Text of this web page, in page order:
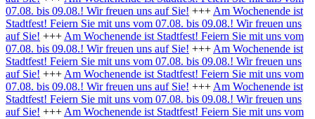
07.08. bis 09.08.! Wir freuen uns auf Sie! +++ Am Wochenende ist
Stadtfest! Feiern Sie mit uns vom 07.08. bis 09.08.! Wir freuen uns
auf Sie! +++ Am Wochenende ist Stadtfest! Feiern Sie mit uns vom
07.08. bis 09.08.! Wir freuen uns auf Sie! +++ Am Wochenende ist
Stadtfest! Feiern Sie mit uns vom 07.08. bis 09.08.! Wir freuen uns
auf Sie! +++ Am Wochenende ist Stadtfest! Feiern Sie mit uns vom
07.08. bis 09.08.! Wir freuen uns auf Sie! +++ Am Wochenende ist
Stadtfest! Feiern Sie mit uns vom 07.08. bis 09.08.! Wir freuen uns
auf Sie! +++ Am Wochenende ist Stadtfest! Feiern Sie mit uns vom